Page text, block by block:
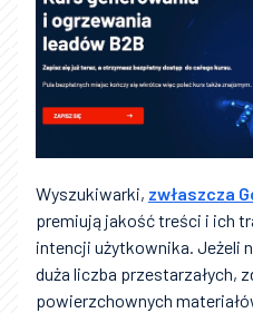
Wyszukiwarki, zwłaszcza
premiują jakość treści i ich
intencji użytkownika. Jeżeli
duża liczba przestarzałych,
powierzchownych